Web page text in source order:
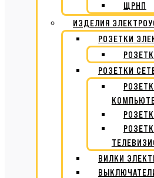
ЩРНП
ИЗДЕЛИЯ
РОЗЕТКИ
РОЗЕТКИ
ВИЛКИ